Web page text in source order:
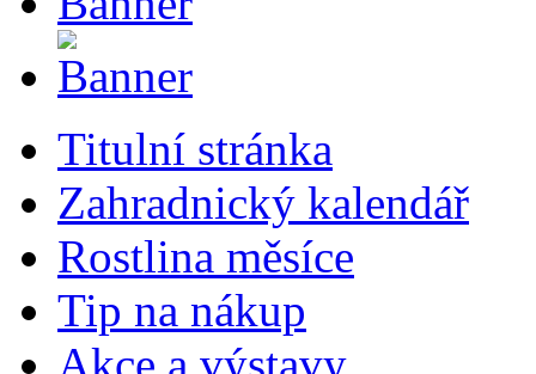
Titulní stránka
Zahradnický kalendář
Rostlina měsíce
Tip na nákup